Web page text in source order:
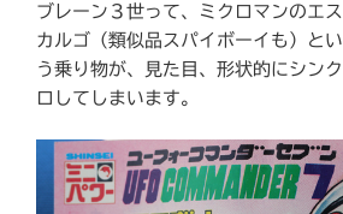
ブレーン３世って、ミクロマンのエス
カルゴ（類似品スパイボーイも）とい
う乗り物が、見た目、形状的にシンク
ロしてしまいます。